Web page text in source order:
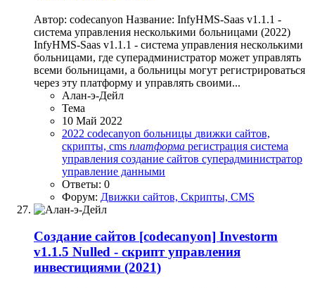
Автор: codecanyon Название: InfyHMS-Saas v1.1.1 -
система управления несколькими больницами (2022)
InfyHMS-Saas v1.1.1 - система управления несколькими
больницами, где суперадминистратор может управлять
всеми больницами, а больницы могут регистрироваться
через эту платформу и управлять своими...
Алан-э-Дейл
Тема
10 Май 2022
2022 codecanyon больницы движки сайтов,
скрипты, cms платформа регистрация система
управления создание сайтов суперадминистратор
управление данными
Ответы: 0
Форум: Движки сайтов, Скрипты, CMS
Создание сайтов [codecanyon] Investorm
v1.1.5 Nulled - скрипт управления
инвестициями (2021)